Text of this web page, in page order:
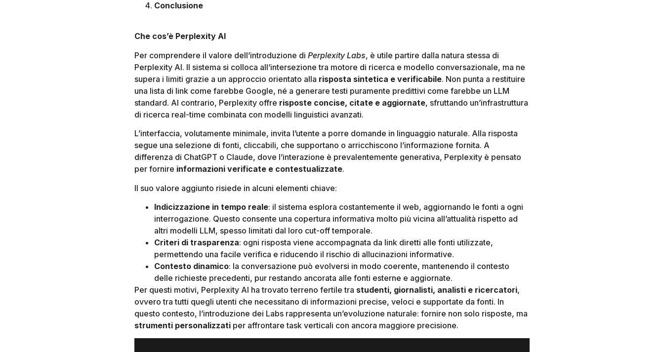
Conclusione
Che cos’è Perplexity AI
Per comprendere il valore dell’introduzione di Perplexity Labs, è utile partire dalla natura stessa di
Perplexity AI. Il sistema si colloca all’intersezione tra motore di ricerca e modello conversazionale, ma ne
supera i limiti grazie a un approccio orientato alla risposta sintetica e verificabile. Non punta a restituire
una lista di link come farebbe Google, né a generare testi puramente predittivi come farebbe un LLM
standard. Al contrario, Perplexity offre risposte concise, citate e aggiornate, sfruttando un’infrastruttura
di ricerca real-time combinata con modelli linguistici avanzati.
L’interfaccia, volutamente minimale, invita l’utente a porre domande in linguaggio naturale. Alla risposta
segue una selezione di fonti, cliccabili, che supportano o arricchiscono l’informazione fornita. A
differenza di ChatGPT o Claude, dove l’interazione è prevalentemente generativa, Perplexity è pensato
per fornire informazioni verificate e contestualizzate.
Il suo valore aggiunto risiede in alcuni elementi chiave:
Indicizzazione in tempo reale: il sistema esplora costantemente il web, aggiornando le fonti a ogni
interrogazione. Questo consente una copertura informativa molto più vicina all’attualità rispetto ad
altri modelli LLM, spesso limitati dal loro cut-off temporale.
Criteri di trasparenza: ogni risposta viene accompagnata da link diretti alle fonti utilizzate,
permettendo una facile verifica e riducendo il rischio di allucinazioni informative.
Contesto dinamico: la conversazione può evolversi in modo coerente, mantenendo il contesto
delle richieste precedenti, pur restando ancorata alle fonti esterne e aggiornate.
Per questi motivi, Perplexity AI ha trovato terreno fertile tra studenti, giornalisti, analisti e ricercatori,
ovvero tra tutti quegli utenti che necessitano di informazioni precise, veloci e supportate da fonti. In
questo contesto, l’introduzione dei Labs rappresenta un’evoluzione naturale: fornire non solo risposte, ma
strumenti personalizzati per affrontare task verticali con ancora maggiore precisione.